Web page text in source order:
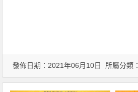
發佈日期：2021年06月10日 所屬分類：